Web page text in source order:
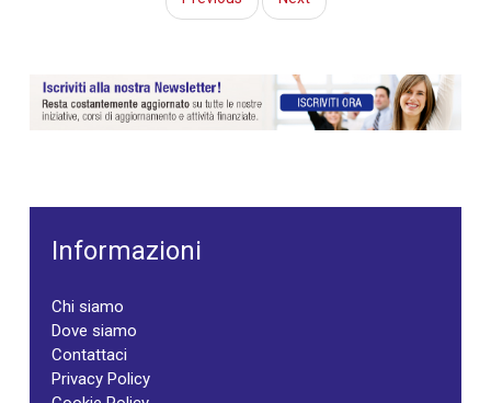
Informazioni
Chi siamo
Dove siamo
Contattaci
Privacy Policy